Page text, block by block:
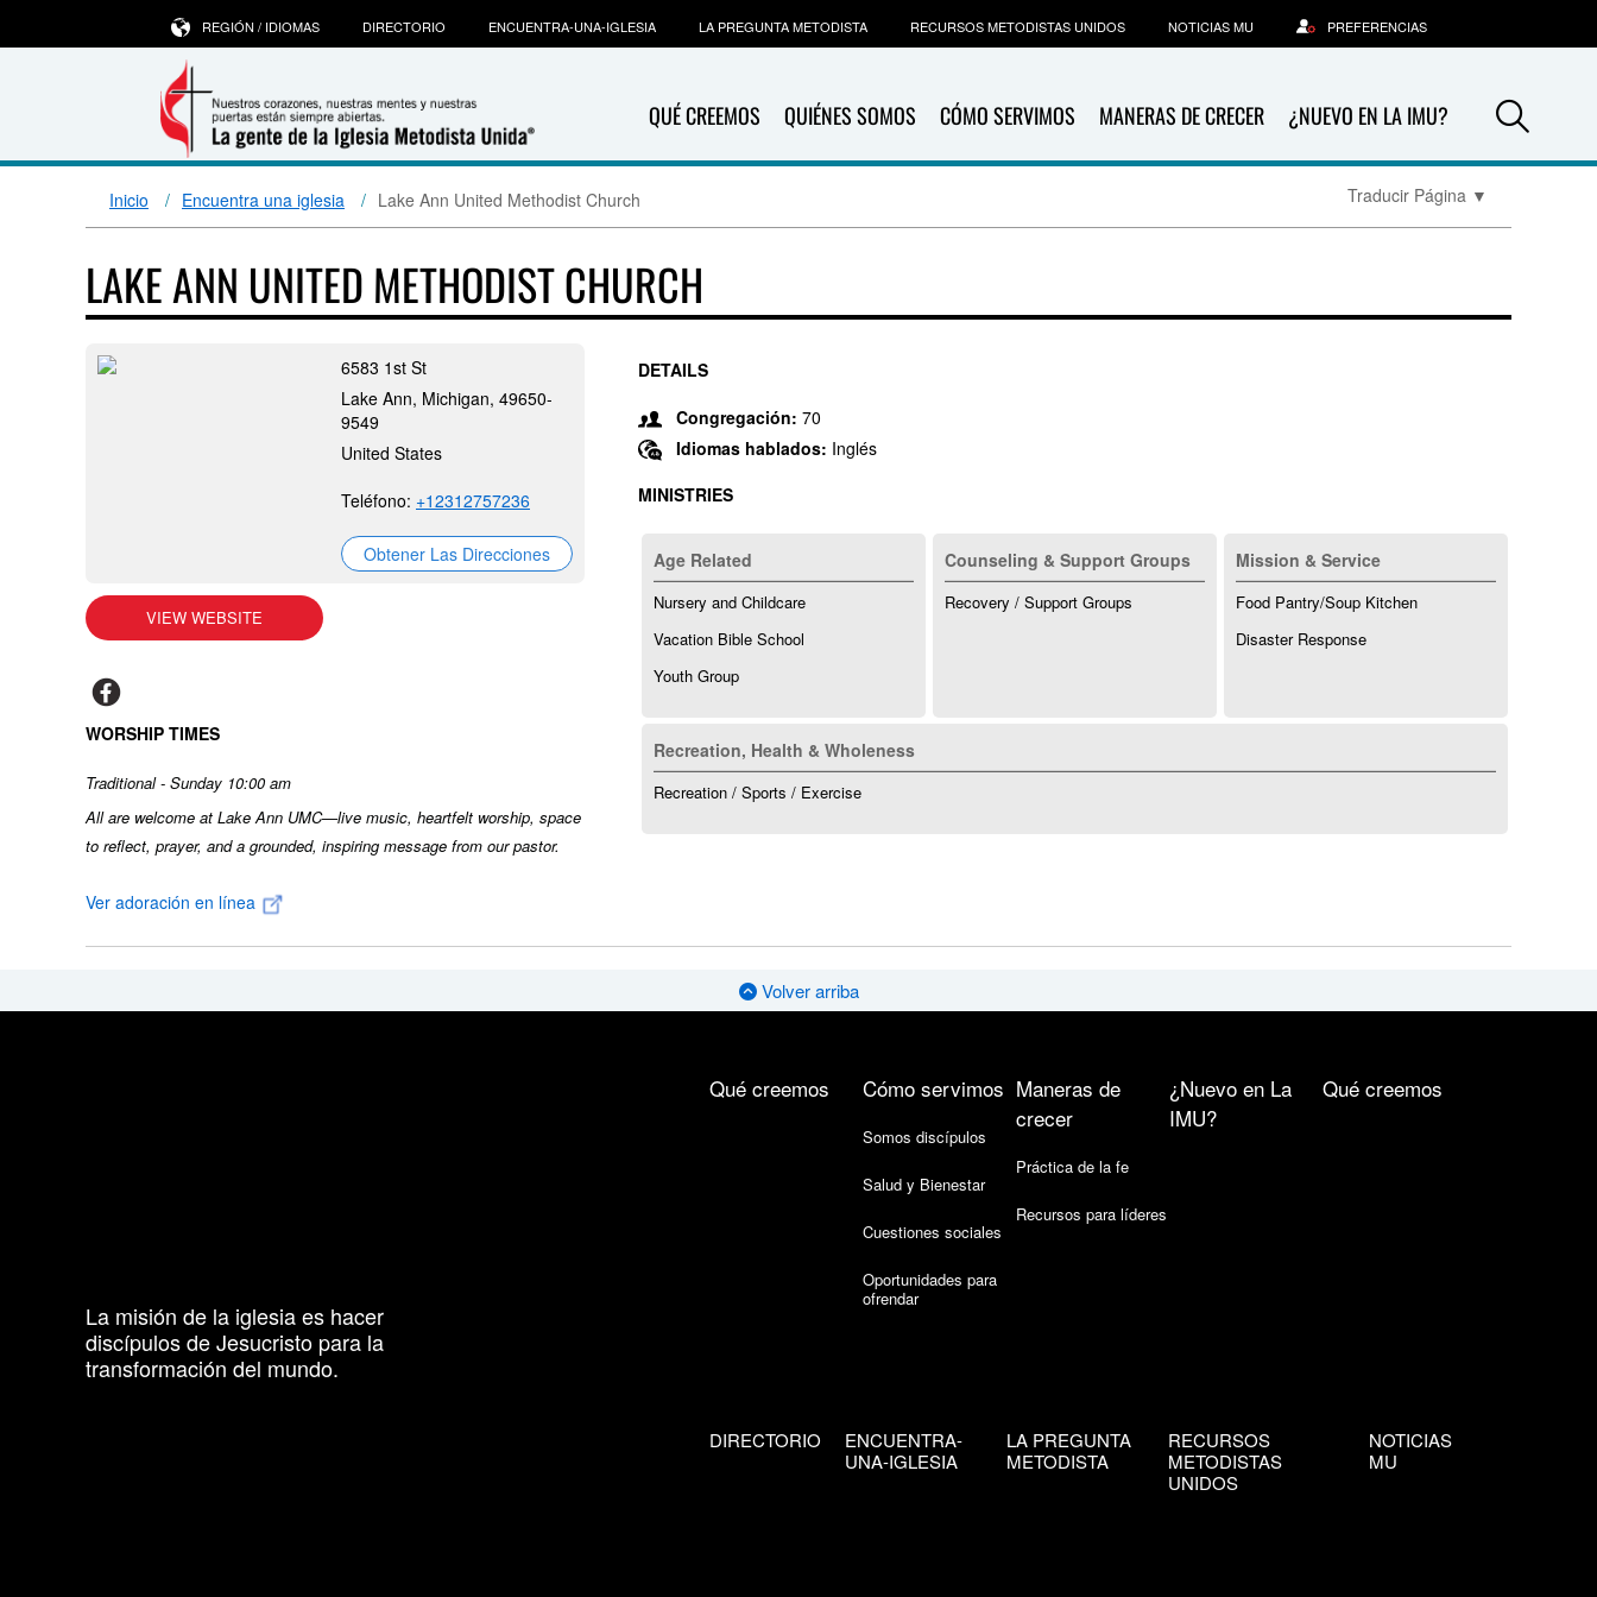
QUÉ CREEMOS QUIÉNES SOMOS CÓMO SERVIMOS MANERAS DE CRECER ¿NUEVO EN LA IMU?
REGIÓN / IDIOMAS DIRECTORIO ENCUENTRA-UNA-IGLESIA LA PREGUNTA METODISTA RECURSOS METODISTAS UNIDOS NOTICIAS MU PREFERENCIAS
Inicio Encuentra una iglesia Lake Ann United Methodist Church Traducir Página ▼
LAKE ANN UNITED METHODIST CHURCH
6583 1st St
Lake Ann, Michigan, 49650-
9549
United States
Teléfono: +12312757236
Obtener Las Direcciones
VIEW WEBSITE
WORSHIP TIMES
Traditional - Sunday 10:00 am
All are welcome at Lake Ann UMC—live music, heartfelt worship, space
to reflect, prayer, and a grounded, inspiring message from our pastor.
Ver adoración en línea
DETAILS
Congregación: 70
Idiomas hablados: Inglés
MINISTRIES
Age Related
Nursery and Childcare
Vacation Bible School
Youth Group
Counseling & Support Groups
Recovery / Support Groups
Mission & Service
Food Pantry/Soup Kitchen
Disaster Response
Recreation, Health & Wholeness
Recreation / Sports / Exercise
Volver arriba
La misión de la iglesia es hacer
discípulos de Jesucristo para la
transformación del mundo.
Qué creemos Cómo servimos
Somos discípulos
Salud y Bienestar
Cuestiones sociales
Oportunidades para
ofrendar
Maneras de
crecer
Práctica de la fe
Recursos para líderes
¿Nuevo en La
IMU?
Qué creemos
DIRECTORIO
ENCUENTRA-
UNA-IGLESIA
LA PREGUNTA
METODISTA
RECURSOS
METODISTAS
UNIDOS
NOTICIAS
MU